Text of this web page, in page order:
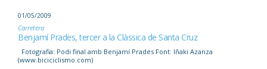
01/05/2009
Carretera
Benjamí Prades, tercer a la Clàssica de Santa Cruz
Fotografia: Podi final amb Benjamí Prades Font: Iñaki Azanza
(www.biciciclismo.com)